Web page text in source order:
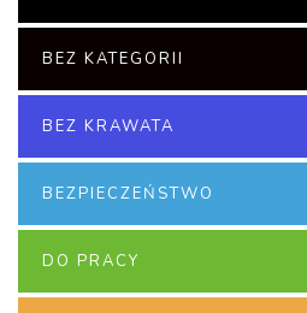
BEZ KATEGORII
BEZ KRAWATA
BEZPIECZEŃSTWO
DO PRACY